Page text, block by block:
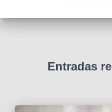
Entradas